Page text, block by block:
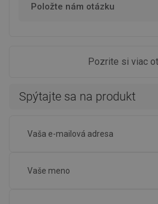
Položte nám otázku
Pozrite si viac
Spýtajte sa na produkt